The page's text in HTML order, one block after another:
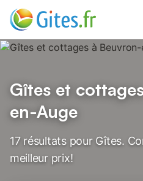
Gîtes et
en-Auge
17 résultats pour Gîtes.
meilleur prix!